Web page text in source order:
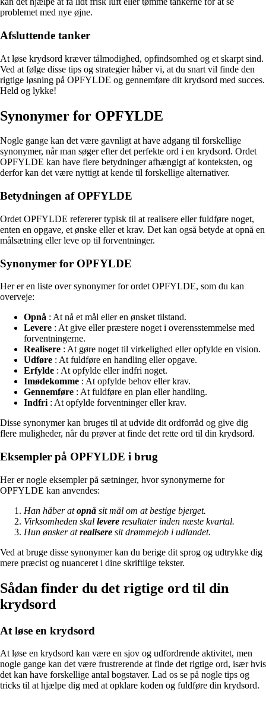
problemet med nye øjne.
Afsluttende tanker
At løse krydsord kræver tålmodighed, opfindsomhed og et skarpt sind.
Ved at følge disse tips og strategier håber vi, at du snart vil finde den
rigtige løsning på OPFYLDE og gennemføre dit krydsord med succes.
Held og lykke!
Synonymer for OPFYLDE
Nogle gange kan det være gavnligt at have adgang til forskellige
synonymer, når man søger efter det perfekte ord i en krydsord. Ordet
OPFYLDE kan have flere betydninger afhængigt af konteksten, og
derfor kan det være nyttigt at kende til forskellige alternativer.
Betydningen af OPFYLDE
Ordet OPFYLDE refererer typisk til at realisere eller fuldføre noget,
enten en opgave, et ønske eller et krav. Det kan også betyde at opnå en
målsætning eller leve op til forventninger.
Synonymer for OPFYLDE
Her er en liste over synonymer for ordet OPFYLDE, som du kan
overveje:
Opnå : At nå et mål eller en ønsket tilstand.
Levere : At give eller præstere noget i overensstemmelse med
forventningerne.
Realisere : At gøre noget til virkelighed eller opfylde en vision.
Udføre : At fuldføre en handling eller opgave.
Erfylde : At opfylde eller indfri noget.
Imødekomme : At opfylde behov eller krav.
Gennemføre : At fuldføre en plan eller handling.
Indfri : At opfylde forventninger eller krav.
Disse synonymer kan bruges til at udvide dit ordforråd og give dig
flere muligheder, når du prøver at finde det rette ord til din krydsord.
Eksempler på OPFYLDE i brug
Her er nogle eksempler på sætninger, hvor synonymerne for
OPFYLDE kan anvendes:
Han håber atopnå sit mål om at bestige bjerget.
Virksomheden skal levere resultater inden næste kvartal.
Hun ønsker atrealisere sit drømmejob i udlandet.
Ved at bruge disse synonymer kan du berige dit sprog og udtrykke dig
mere præcist og nuanceret i dine skriftlige tekster.
Sådan finder du det rigtige ord til din
krydsord
At løse en krydsord
At løse en krydsord kan være en sjov og udfordrende aktivitet, men
nogle gange kan det være frustrerende at finde det rigtige ord, især hvis
det kan have forskellige antal bogstaver. Lad os se på nogle tips og
tricks til at hjælpe dig med at opklare koden og fuldføre din krydsord.